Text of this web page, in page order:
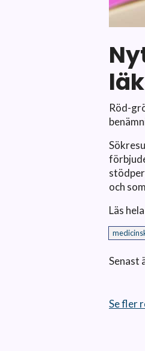
Röd-
och
Läs
Senast
Se fler